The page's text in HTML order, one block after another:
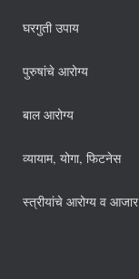
घरगुती उपाय
पुरुषांचे आरोग्य
बाल आरोग्य
व्यायाम, योगा, फिटनेस
स्त्रीयांचे आरोग्य व आजार